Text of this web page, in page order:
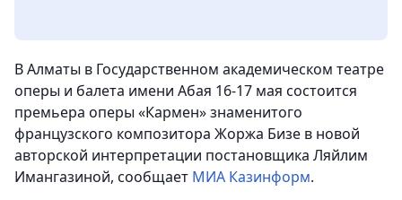
В Алматы в Государственном академическом театре
оперы и балета имени Абая 16-17 мая состоится
премьера оперы «Кармен» знаменитого
французского композитора Жоржа Бизе в новой
авторской интерпретации постановщика Ляйлим
Имангазиной, сообщает МИА Казинформ.